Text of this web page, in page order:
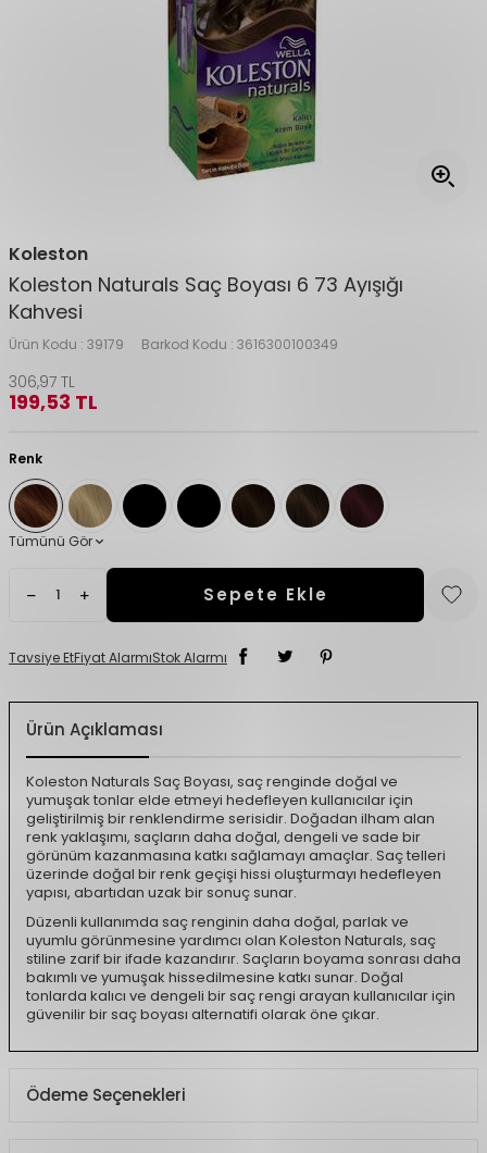
Koleston
Koleston Naturals Saç Boyası 6 73 Ayışığı
Kahvesi
Ürün Kodu : 39179 Barkod Kodu : 3616300100349
306,97 TL
199,53 TL
Renk
Tümünü Gör
Sepete Ekle
Tavsiye EtFiyat AlarmıStok Alarmı
Ürün Açıklaması
Koleston Naturals Saç Boyası, saç renginde doğal ve
yumuşak tonlar elde etmeyi hedefleyen kullanıcılar için
geliştirilmiş bir renklendirme serisidir. Doğadan ilham alan
renk yaklaşımı, saçların daha doğal, dengeli ve sade bir
görünüm kazanmasına katkı sağlamayı amaçlar. Saç telleri
üzerinde doğal bir renk geçişi hissi oluşturmayı hedefleyen
yapısı, abartıdan uzak bir sonuç sunar.
Düzenli kullanımda saç renginin daha doğal, parlak ve
uyumlu görünmesine yardımcı olan Koleston Naturals, saç
stiline zarif bir ifade kazandırır. Saçların boyama sonrası daha
bakımlı ve yumuşak hissedilmesine katkı sunar. Doğal
tonlarda kalıcı ve dengeli bir saç rengi arayan kullanıcılar için
güvenilir bir saç boyası alternatifi olarak öne çıkar.
Ödeme Seçenekleri